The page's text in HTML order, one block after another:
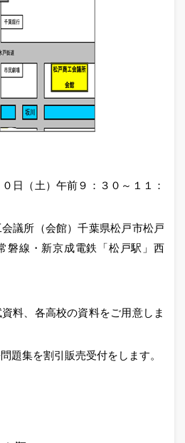
（土）午前９：３０～１１：
所（会館）千葉県松戸市松戸
磐線・新京成電鉄「松戸駅」西
、各高校の資料をご用意しま
題集を割引販売受付をします。